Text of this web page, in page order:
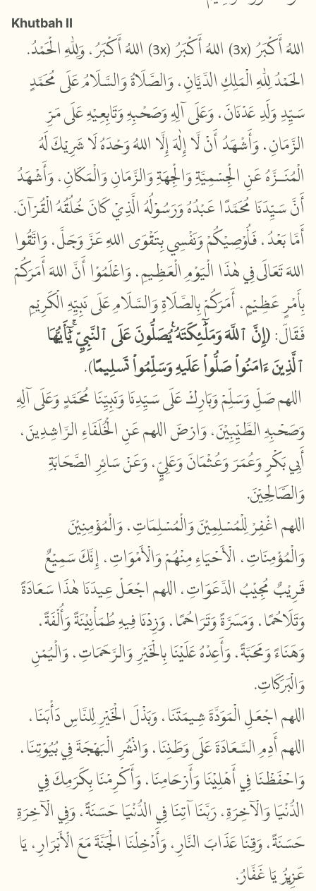
Khutbah II
اللهُ أَكْبَرُ (3x) اللهُ أَكْبَرُ (3x
) اللهُ أَكْبَرُ، وَلِلّٰهِ الْحَمْدُ.
الحَمْدُ لِلّٰهِ الْمَلِكِ الدَّيَّانِ، وَالصَّلَاةُ وَالسَّلَامُ عَلَى مُحَمَّدٍ
سَيِّدِ وَلَدِ عَدْنَانَ، وَعَلَى آلِهِ وَصَحْبِهِ وَتَابِعِيْهِ عَلَى مَرِّ
الزَّمَانِ، وَأَشْهَدُ أَنْ لَّا إِلٰهَ إِلَّا اللهُ وَحْدَهُ لَا شَرِيْكَ لَهُ
الْمُنَـزَّهُ عَنِ الْجِسْمِيَّةِ وَالْجِهَةِ وَالزَّمَانِ وَالْمَكَانِ، وَأَشْهَدُ
أَنَّ سَيِّدَنَا مُحَمَّدًا عَبْدُهُ وَرَسُوْلُهُ الَّذِيْ كَانَ خُلُقُهُ الْقُرْآنَ.
أَمَّا بَعْدُ، فَأُوْصِيْكُمْ وَنَفْسِي بِتَقْوَى اللهِ عَزَّ وَجَلَّ، وَاتَّقُوا
اللهَ تَعَالَى فِي هٰذَا الْيَوْمِ الْعَظِيمِ، وَاعْلَمُوْا أَنَّ اللهَ أَمَرَكُمْ
بِأَمْرٍ عَظِيْمٍ، أَمَرَكُمْ بِالصَّلَاةِ وَالسَّلَامِ عَلَى نَبِيِّهِ الْكَرِيْمِ
فَقَالَ:(إِنَّ ٱللَّهَ وَمَلَٰٓئِكَتَهُۥ يُصَلُّونَ عَلَى ٱلنَّبِيِّۚ يَٰٓأَيُّهَا
ٱلَّذِينَ ءَامَنُواْ صَلُّواْ عَلَيۡهِ وَسَلِّمُواْ تَسۡلِيمًا).
اللهم صَلِّ وَسَلِّمْ وَبَارِكْ عَلَى سَيِّدِنَا وَنَبِيِّنَا مُحَمَّدٍ وَعَلَى آلِهِ
وَصَحْبِهِالطَّيِّبِيْنَ، وَارْضَ اللهم عَنِ الْخُلَفَاءِ الرَّاشِدِينَ،
أَبِي بَكْرٍ وَعُمَرَ وَعُثْمَانَ وَعَلِيٍّ، وَعَنْ سَائِرِ الصَّحَابَةِ
وَالصَّالِحِيْنَ.
اللهم اغْفِرْ لِلْمُسْلِمِيْنَ وَالْمُسْلِمَاتِ، وَالْمُؤْمِنِيْنَ
وَالْمُؤْمِنَاتِ، الْأَحْيَاءِ مِنْهُمْ وَالْأَمْوَاتِ، إِنَّكَ سَمِيْعٌ
قَرِيْبٌ مُجِيْبُ الدَّعَوَاتِ، اللهم اجْعَلْ عِيدَنَا هٰذَا سَعَادَةً
وَتَلَاحُمًا، وَمَسَرَّةً وَتَرَاحُمًا، وَزِدْنَا فِيهِ طُمَأْنِيْنَةً وَأُلْفَةً،
وَهَنَاءً وَمَحَبَّةً، وَأَعِدْهُ عَلَيْنَا بِالْخَيْرِ وَالرَّحَمَاتِ، وَالْيُمْنِ
وَالْبَرَكَاتِ.
اللهم اجْعَلِ الْمَوَدَّةَ شِيمَتَنَا، وَبَذْلَ الْخَيْرِ لِلنَّاسِ دَأْبَنَا،
اللهم أَدِمِ السَّعَادَةَ عَلَى وَطَنِنَا، وَانْشُرِ الْبَهْجَةَ فِي بُيُوْتِنَا،
وَاحْفَظْنَا فِي أَهْلِيْنَا وَأَرْحَامِنَا، وَأَكْرِمْنَا بِكَرَمِكَ فِي
الدُّنْيَا وَالْآخِرَةِ، رَبَّنَا آتِنَا فِي الدُّنْيَا حَسَنَةً، وَفِي الْآخِرَةِ
حَسَنَةً، وَقِنَا عَذَابَ النَّارِ، وَأَدْخِلْنَا الْجَنَّةَ مَعَ الْأَبْرَارِ، يَا
عَزِيزُ يَا غَفَّارُ.